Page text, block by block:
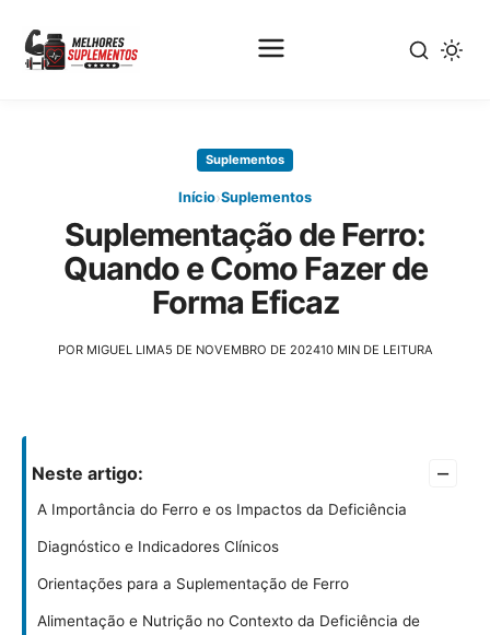
principal
Suplementos
Início›Suplementos
Suplementação de Ferro:
Quando e Como Fazer de
Forma Eficaz
POR MIGUEL LIMA5 DE NOVEMBRO DE 202410 MIN DE LEITURA
Neste artigo: –
A Importância do Ferro e os Impactos da Deficiência
Diagnóstico e Indicadores Clínicos
Orientações para a Suplementação de Ferro
Alimentação e Nutrição no Contexto da Deficiência de